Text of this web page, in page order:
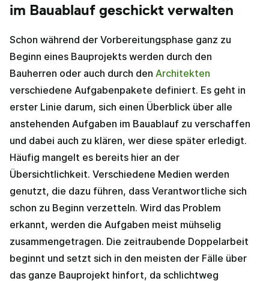
im Bauablauf geschickt verwalten
Schon während der Vorbereitungsphase ganz zu
Beginn eines Bauprojekts werden durch den
Bauherren oder auch durch den Architekten
verschiedene Aufgabenpakete definiert. Es geht in
erster Linie darum, sich einen Überblick über alle
anstehenden Aufgaben im Bauablauf zu verschaffen
und dabei auch zu klären, wer diese später erledigt.
Häufig mangelt es bereits hier an der
Übersichtlichkeit. Verschiedene Medien werden
genutzt, die dazu führen, dass Verantwortliche sich
schon zu Beginn verzetteln. Wird das Problem
erkannt, werden die Aufgaben meist mühselig
zusammengetragen. Die zeitraubende Doppelarbeit
beginnt und setzt sich in den meisten der Fälle über
das ganze Bauprojekt hinfort, da schlichtweg